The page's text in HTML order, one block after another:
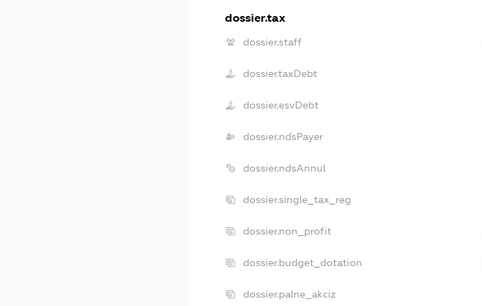
dossier.tax
dossier.staff
dossier.taxDebt
dossier.esvDebt
dossier.ndsPayer
dossier.ndsAnnul
dossier.single_tax_reg
dossier.non_profit
dossier.budget_dotation
dossier.palne_akciz